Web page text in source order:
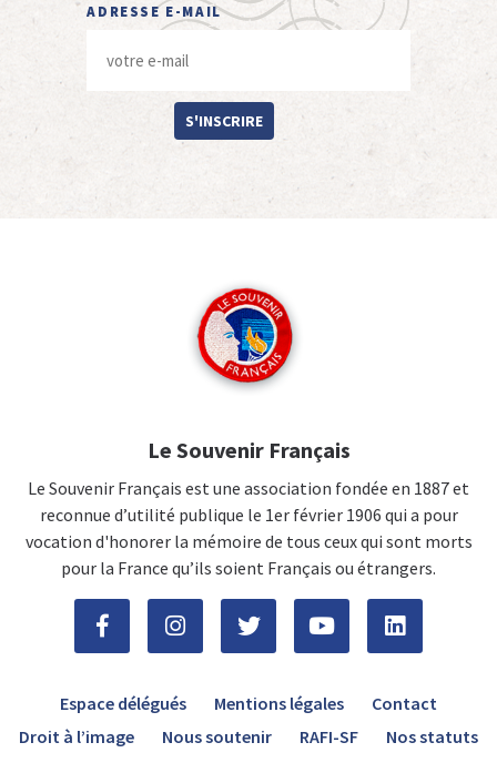
ADRESSE E-MAIL
S'INSCRIRE
Le Souvenir Français
Le Souvenir Français est une association fondée en 1887 et
reconnue d’utilité publique le 1er février 1906 qui a pour
vocation d'honorer la mémoire de tous ceux qui sont morts
pour la France qu’ils soient Français ou étrangers.
Espace délégués Mentions légales
Contact
Droit à l’image
Nous soutenir RAFI-SF Nos statuts